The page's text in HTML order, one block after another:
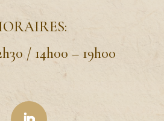
/ 14h00 – 19h00